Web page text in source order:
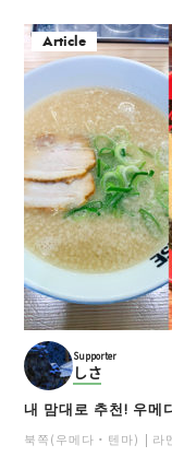
Article
Supporter
しさ
내 맘대로 추천! 우메
북쪽(우메다・텐마) 라